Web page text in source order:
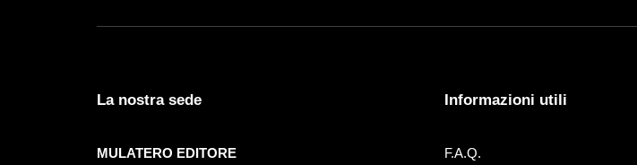
La nostra sede
MULATERO EDITORE
Informazioni utili
F.A.Q.